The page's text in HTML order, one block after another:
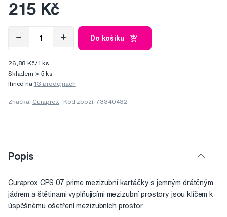
215 Kč
Do košíku
26,88 Kč/1 ks
Skladem > 5 ks
Ihned na 13 prodejnách
Značka: Curaprox Kód zboží: 73340432
Popis
Curaprox CPS 07 prime mezizubní kartáčky s jemným drátěným
jádrem a štětinami vyplňujícími mezizubní prostory jsou klíčem k
úspěšnému ošetření mezizubních prostor.